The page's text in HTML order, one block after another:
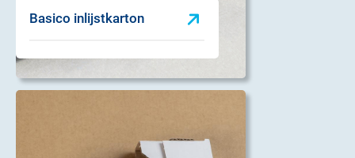
Basico inlijstkarton